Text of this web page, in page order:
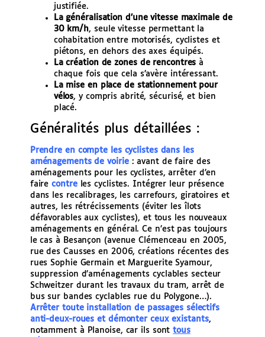
justifiée.
La généralisation d’une vitesse maximale de
30 km/h, seule vitesse permettant la
cohabitation entre motorisés, cyclistes et
piétons, en dehors des axes équipés.
La création de zones de rencontres à
chaque fois que cela s’avère intéressant.
La mise en place de stationnement pour
vélos, y compris abrité, sécurisé, et bien
placé.
Généralités plus détaillées :
Prendre en compte les cyclistes dans les
aménagements de voirie: avant de faire des
aménagements pour les cyclistes, arrêter d’en
fairecontreles cyclistes. Intégrer leur présence
dans les recalibrages, les carrefours, giratoires et
autres, les rétrécissements (éviter les îlots
défavorables aux cyclistes), et tous les nouveaux
aménagements en général. Ce n’est pas toujours
le cas à Besançon (avenue Clémenceau en 2005,
rue des Causses en 2006, créations récentes des
rues Sophie Germain et Marguerite Syamour,
suppression d’aménagements cyclables secteur
Schweitzer durant les travaux du tram, arrêt de
bus sur bandes cyclables rue du Polygone…).
Arrêter toute installation de passages sélectifs
anti-deux-roues et démonter ceux existants,
notamment à Planoise, car ils sonttous